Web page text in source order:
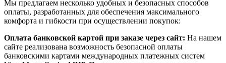
Мы предлагаем несколько удобных и безопасных способов
оплаты, разработанных для обеспечения максимального
комфорта и гибкости при осуществлении покупок:
Оплата банковской картой при заказе через сайт: На нашем
сайте реализована возможность безопасной оплаты
банковскими картами международных платежных систем